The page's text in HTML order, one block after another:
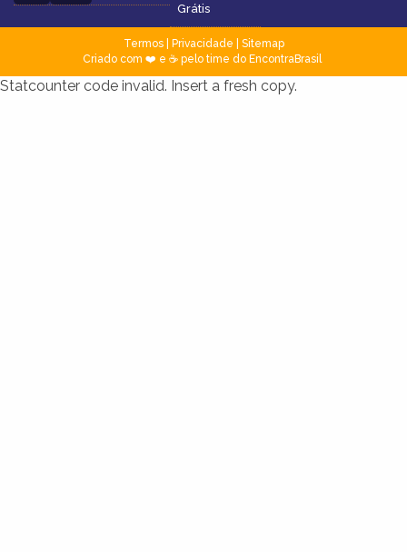
Grátis
Termos| Privacidade
Sitemap
Criado com ❤️ e ☕ pelo time do EncontraBrasil
Statcounter code invalid. Insert a fresh copy.